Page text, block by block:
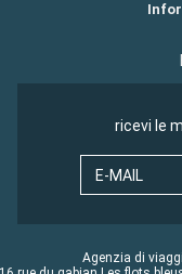
ricevi le
E-MAIL
Agenzia di